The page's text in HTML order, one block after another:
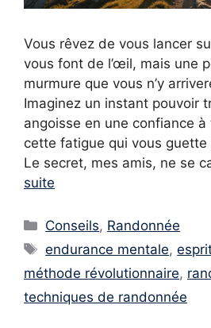
Vous rêvez de vous lancer
vous font de l’œil, mais une
murmure que vous n’y
Imaginez un instant pouvoir
angoisse en une confiance
cette fatigue qui vous guette
Le secret, mes amis, ne se
suite
Catégories
Conseils, Randonnée
Étiquettes
endurance mentale,
méthode révolutionnaire,
techniques de randonnée